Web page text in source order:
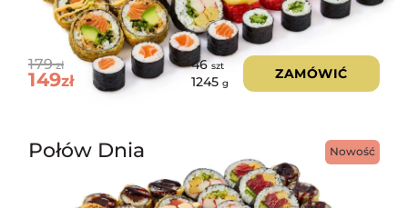
179zł
149zł
46szt
1245 g
ZAMÓWIĆ
Nowość
Połów Dnia